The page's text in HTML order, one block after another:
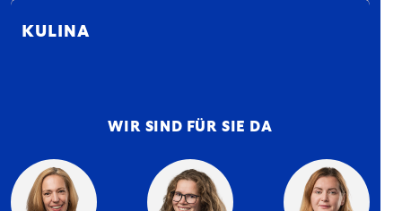
KULINA
WIR SIND FÜR SIE DA